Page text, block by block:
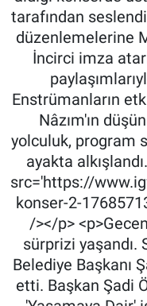
tarafından
düzenlemelerine
İncirci imza
Enstrümanların
Nâzım'ın
yolculuk, program
ayakta
src='https://
konser-2-
/></p>
sürprizi yaşandı.
Belediye Başkanı
etti. Başkan Şadi